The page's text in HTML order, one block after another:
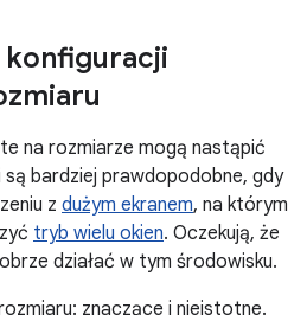
konfiguracji
na rozmiarze mogą nastąpić
bardziej prawdopodobne, gdy
z dużym ekranem, na którym
tryb wielu okien. Oczekują, że
działać w tym środowisku.
znaczące i nieistotne.